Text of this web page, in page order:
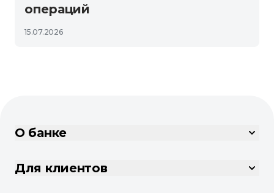
операций
15.07.2026
О банке
Для клиентов